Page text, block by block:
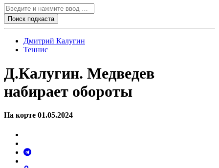
Дмитрий Калугин
Теннис
Д.Калугин. Медведев
набирает обороты
На корте 01.05.2024